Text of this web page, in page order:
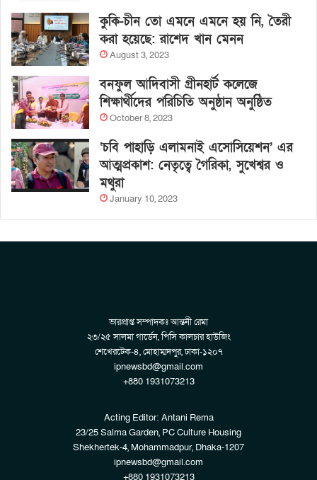
কুকি-চীন তো এমনে এমনে হয় নি, তৈরী
করা হয়েছে: রাশেদ খান মেনন
August 3, 2023
বনফুল আদিবাসী গ্রীনহার্ট কলেজে
শিক্ষার্থীদের পরিচিতি অনুষ্ঠান অনুষ্ঠিত
October 8, 2023
‘চবি পাহাড়ি এলামনাই এসোসিয়েশন’ এর
আত্মপ্রকাশ: নেতৃত্বে গৈরিকা, সুখেশ্বর ও
মথুরা
January 10, 2023
ভারপ্রাপ্ত সম্পাদকঃ আন্তনী রেমা
২৩/২৫ সালমা গার্ডেন, পিসি কালচার হাউজিং
শেখেরটেক-৪, মোহাম্মদপুর, ঢাকা-১২০৭
ipnewsbd@gmail.com
+880 1931073213
Acting Editor: Antani Rema
23/25 Salma Garden, PC Culture Housing
Shekhertek-4, Mohammadpur, Dhaka-1207
ipnewsbd@gmail.com
+880 1931073213